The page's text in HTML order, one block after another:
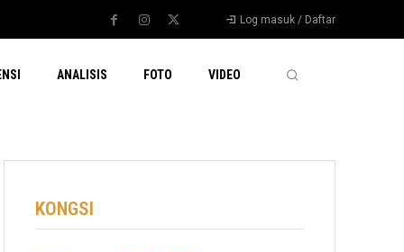
Log masuk / Daftar
ANALISIS FOTO VIDEO
KONGSI